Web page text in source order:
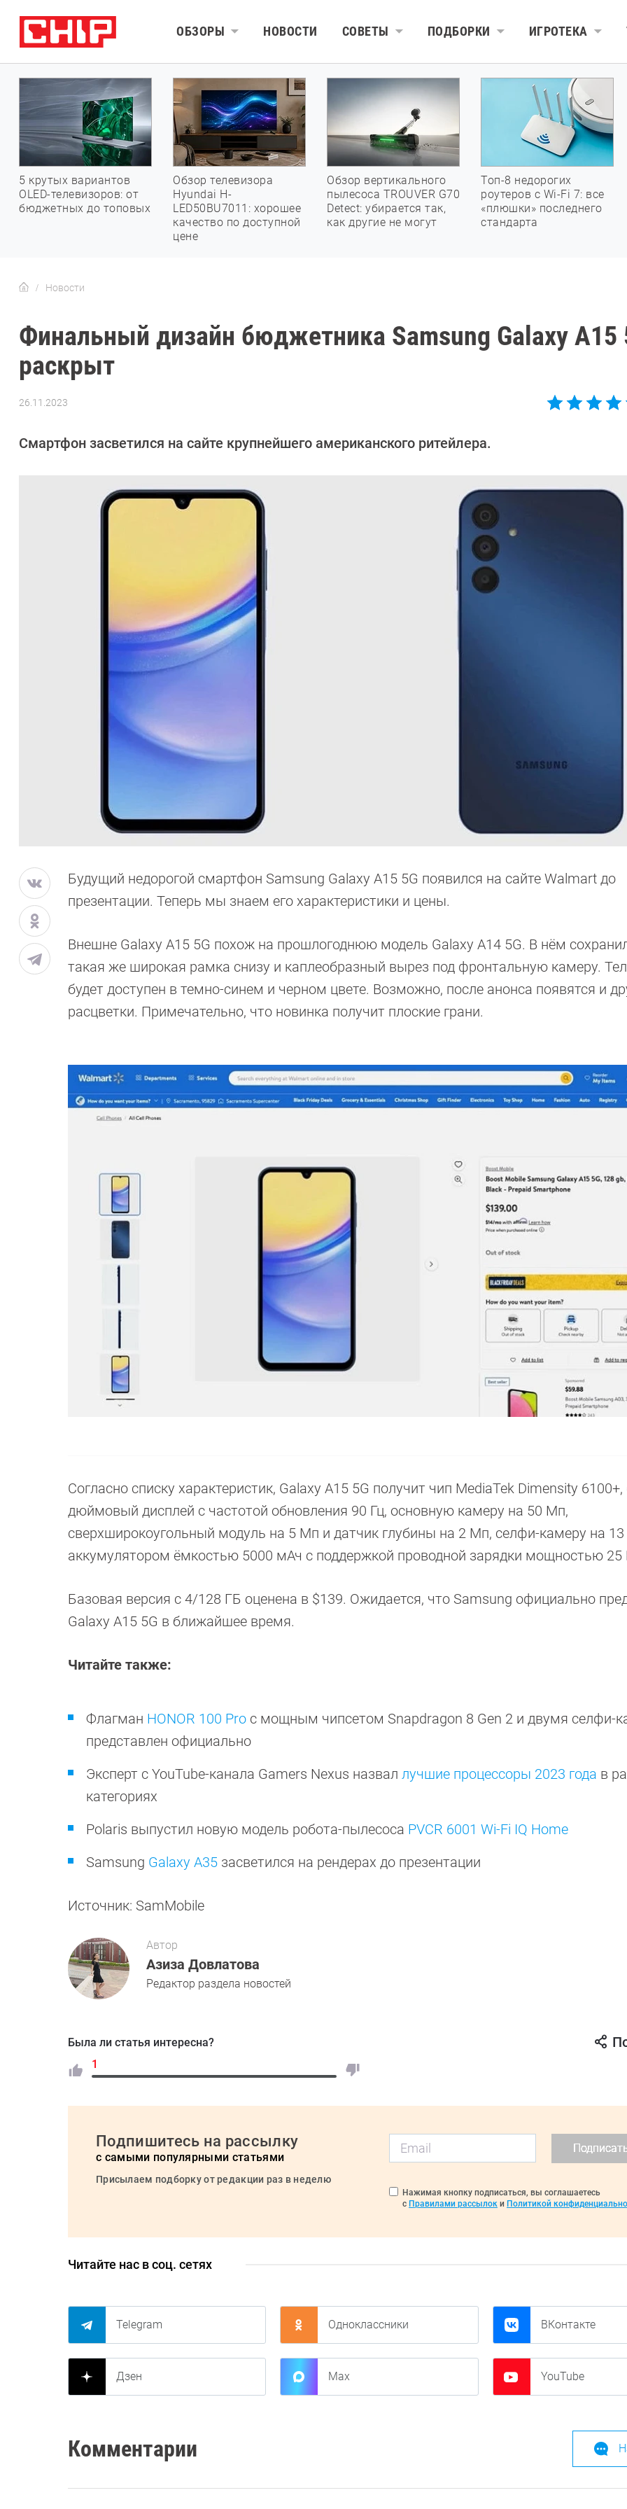
ОБЗОРЫ НОВОСТИ СОВЕТЫ ПОДБОРКИ ИГРОТЕКА
5 крутых вариантов
OLED-телевизоров: от
бюджетных до топовых
Обзор телевизора
Hyundai H-
LED50BU7011: хорошее
качество по доступной
цене
Обзор вертикального
пылесоса TROUVER G70
Detect: убирается так,
как другие не могут
Топ-8 недорогих
роутеров с Wi-Fi 7: все
«плюшки» последнего
стандарта
Новости
Финальный дизайн бюджетника Samsung Galaxy A15
раскрыт
26.11.2023
Довлатова
Смартфон засветился на сайте крупнейшего американского ритейлера.
Будущий недорогой смартфон Samsung Galaxy A15 5G появился на сайте Walmart до
презентации. Теперь мы знаем его характеристики и цены.
Внешне Galaxy A15 5G похож на прошлогоднюю модель Galaxy A14 5G. В нём
такая же широкая рамка снизу и каплеобразный вырез под фронтальную камеру.
будет доступен в темно-синем и черном цвете. Возможно, после анонса появятся и
расцветки. Примечательно, что новинка получит плоские грани.
Согласно списку характеристик, Galaxy A15 5G получит чип MediaTek Dimensity 6100+,
дюймовый дисплей с частотой обновления 90 Гц, основную камеру на 50 Мп,
сверхширокоугольный модуль на 5 Мп и датчик глубины на 2 Мп, селфи-камеру на
аккумулятором ёмкостью 5000 мАч с поддержкой проводной зарядки мощностью 25
Базовая версия с 4/128 ГБ оценена в $139. Ожидается, что Samsung официально
Galaxy A15 5G в ближайшее время.
Читайте также:
Флагман HONOR 100 Pro с мощным чипсетом Snapdragon 8 Gen 2 и двумя селфи-
представлен официально
Эксперт с YouTube-канала Gamers Nexus назвал лучшие процессоры 2023 года в
категориях
Polaris выпустил новую модель робота-пылесоса PVCR 6001 Wi-Fi IQ Home
Samsung Galaxy A35 засветился на рендерах до презентации
Источник: SamMobile
Автор
Азиза Довлатова
Редактор раздела новостей
Была ли статья интересна?
1
Подпишитесь на рассылку
с самыми популярными статьями
Присылаем подборку от редакции раз в неделю
Нажимая кнопку подписаться, вы соглашаетесь
с Правилами рассылок и Политикой
Читайте нас в соц. сетях
Telegram Одноклассники ВКонтакте
Дзен Max YouTube
Комментарии